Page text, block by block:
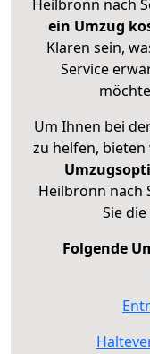
Heilbronn nach
ein Umzug
Klaren sein,
Service
Um Ihnen bei
zu helfen,
Heilbronn nach
Sie
Folgende